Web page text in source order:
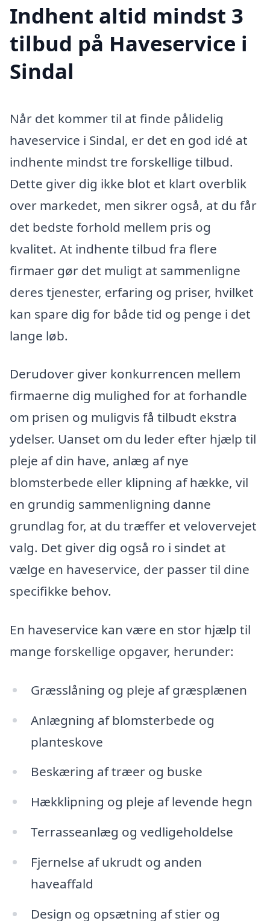
Indhent altid mindst 3
tilbud på Haveservice i
Sindal
Når det kommer til at finde pålidelig
haveservice i Sindal, er det en god idé at
indhente mindst tre forskellige tilbud.
Dette giver dig ikke blot et klart overblik
over markedet, men sikrer også, at du får
det bedste forhold mellem pris og
kvalitet. At indhente tilbud fra flere
firmaer gør det muligt at sammenligne
deres tjenester, erfaring og priser, hvilket
kan spare dig for både tid og penge i det
lange løb.
Derudover giver konkurrencen mellem
firmaerne dig mulighed for at forhandle
om prisen og muligvis få tilbudt ekstra
ydelser. Uanset om du leder efter hjælp til
pleje af din have, anlæg af nye
blomsterbede eller klipning af hække, vil
en grundig sammenligning danne
grundlag for, at du træffer et velovervejet
valg. Det giver dig også ro i sindet at
vælge en haveservice, der passer til dine
specifikke behov.
En haveservice kan være en stor hjælp til
mange forskellige opgaver, herunder:
Græsslåning og pleje af græsplænen
Anlægning af blomsterbede og
planteskove
Beskæring af træer og buske
Hækklipning og pleje af levende hegn
Terrasseanlæg og vedligeholdelse
Fjernelse af ukrudt og anden
haveaffald
Design og opsætning af stier og